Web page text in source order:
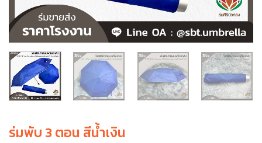
ร่มพับ 3 ตอน สีน้ำเงิน